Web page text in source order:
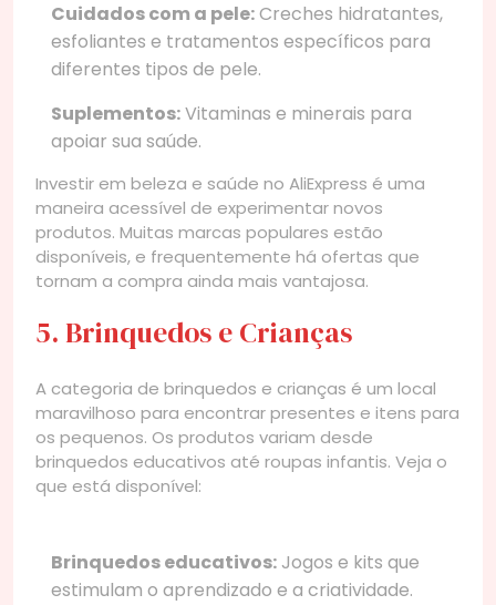
Cuidados com a pele:Creches hidratantes,
esfoliantes e tratamentos específicos para
diferentes tipos de pele.
Suplementos:Vitaminas e minerais para
apoiar sua saúde.
Investir em beleza e saúde no AliExpress é uma
maneira acessível de experimentar novos
produtos. Muitas marcas populares estão
disponíveis, e frequentemente há ofertas que
tornam a compra ainda mais vantajosa.
5. Brinquedos e Crianças
A categoria de brinquedos e crianças é um local
maravilhoso para encontrar presentes e itens para
os pequenos. Os produtos variam desde
brinquedos educativos até roupas infantis. Veja o
que está disponível:
Brinquedos educativos: Jogos e kits que
estimulam o aprendizado e a criatividade.